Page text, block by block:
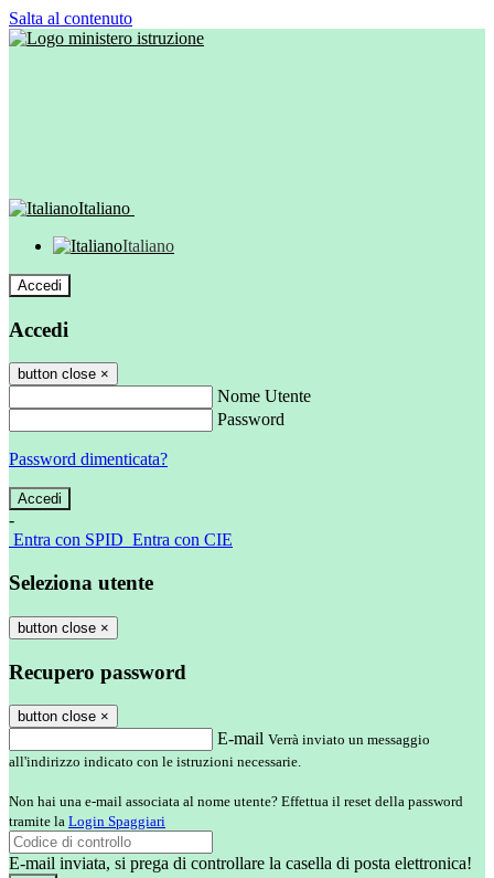
Salta al contenuto
Italiano
Italiano
Accedi
Accedi
button close ×
Nome Utente
Password
Password dimenticata?
-
Entra con SPID Entra con CIE
Seleziona utente
button close ×
Recupero password
button close ×
E-mail Verrà inviato un messaggio
all'indirizzo indicato con le istruzioni necessarie.
Non hai una e-mail associata al nome utente? Effettua il reset della password
tramite la Login Spaggiari
E-mail inviata, si prega di controllare la casella di posta elettronica!